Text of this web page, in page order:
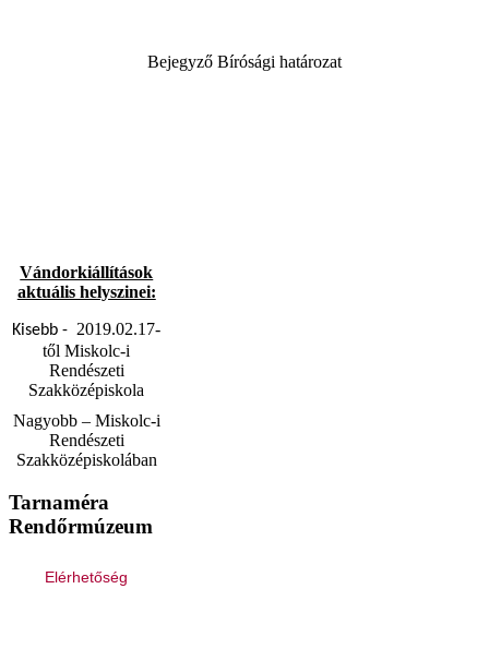
Bejegyző Bírósági határozat
Vándorkiállítások
aktuális helyszinei:
Kisebb - 2019.02.17-
től Miskolc-i
Rendészeti
Szakközépiskola
Nagyobb – Miskolc-i
Rendészeti
Szakközépiskolában
Tarnaméra
Rendőrmúzeum
Elérhetőség